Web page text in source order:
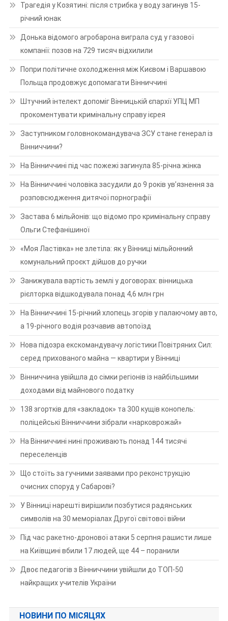
Трагедія у Козятині: після стрибка у воду загинув 15-
річний юнак
Донька відомого агробарона виграла суд у газової
компанії: позов на 729 тисяч відхилили
Попри політичне охолодження між Києвом і Варшавою
Польща продовжує допомагати Вінниччині
Штучний інтелект допоміг Вінницькій єпархії УПЦ МП
прокоментувати кримінальну справу ієрея
Заступником головнокомандувача ЗСУ стане генерал із
Вінниччини?
На Вінниччині під час пожежі загинула 85-річна жінка
На Вінниччині чоловіка засудили до 9 років ув’язнення за
розповсюдження дитячої порнографії
Застава 6 мільйонів: що відомо про кримінальну справу
Ольги Стефанішиної
«Моя Ластівка» не злетіла: як у Вінниці мільйонний
комунальний проєкт дійшов до ручки
Занижувала вартість землі у договорах: вінницька
рієлторка відшкодувала понад 4,6 млн грн
На Вінниччині 15-річний хлопець згорів у палаючому авто,
а 19-річного водія розчавив автопоїзд
Нова підозра екскомандувачу логістики Повітряних Сил:
серед прихованого майна — квартири у Вінниці
Вінниччина увійшла до сімки регіонів із найбільшими
доходами від майнового податку
138 згортків для «закладок» та 300 кущів конопель:
поліцейські Вінниччини зібрали «нарковрожай»
На Вінниччині нині проживають понад 144 тисячі
переселенців
Що стоїть за гучними заявами про реконструкцію
очисних споруд у Сабарові?
У Вінниці нарешті вирішили позбутися радянських
символів на 30 меморіалах Другої світової війни
Під час ракетно-дронової атаки 5 серпня рашисти лише
на Київщині вбили 17 людей, ще 44 – поранили
Двоє педагогів з Вінниччини увійшли до ТОП-50
найкращих учителів України
НОВИНИ ПО МІСЯЦЯХ